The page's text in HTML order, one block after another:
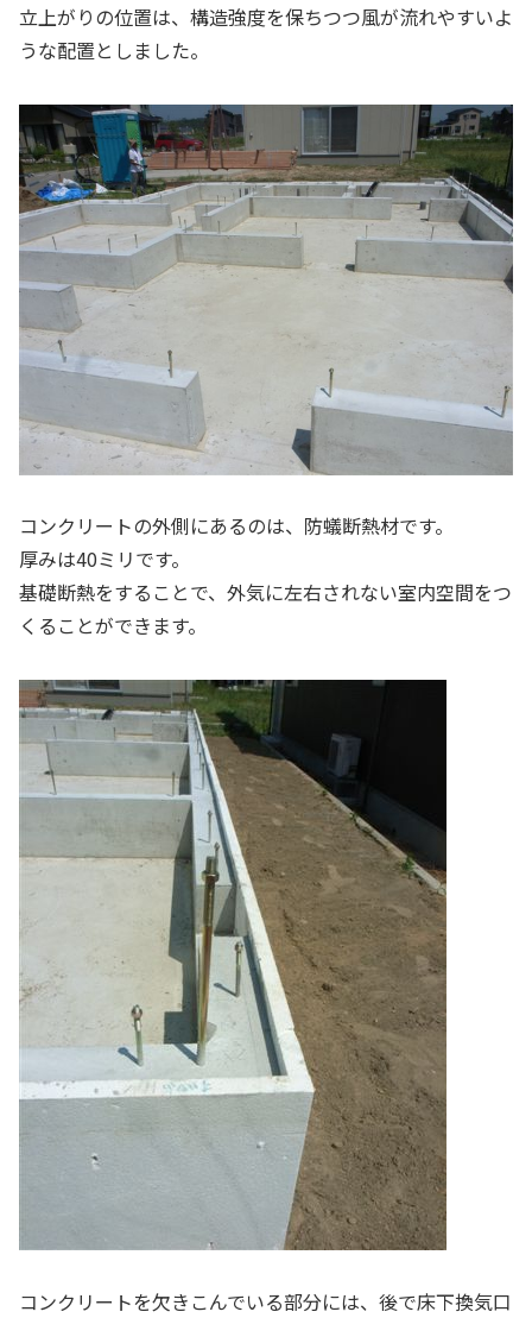
立上がりの位置は、構造強度を保ちつつ風が流れやすいよ
うな配置としました。
コンクリートの外側にあるのは、防蟻断熱材です。
厚みは40ミリです。
基礎断熱をすることで、外気に左右されない室内空間をつ
くることができます。
コンクリートを欠きこんでいる部分には、後で床下換気口